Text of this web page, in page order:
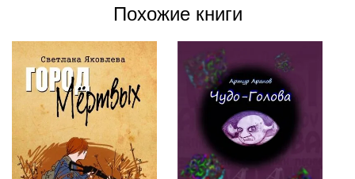
Похожие книги